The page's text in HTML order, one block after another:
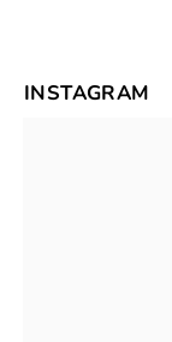
INSTAGRAM